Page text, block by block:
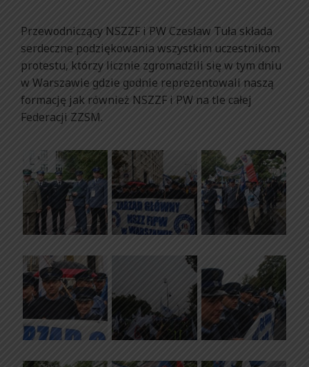
Przewodniczący NSZZF i PW Czesław Tuła składa
serdeczne podziękowania wszystkim uczestnikom
protestu, którzy licznie zgromadzili się w tym dniu
w Warszawie gdzie godnie reprezentowali naszą
formację jak również NSZZF i PW na tle całej
Federacji ZZSM.